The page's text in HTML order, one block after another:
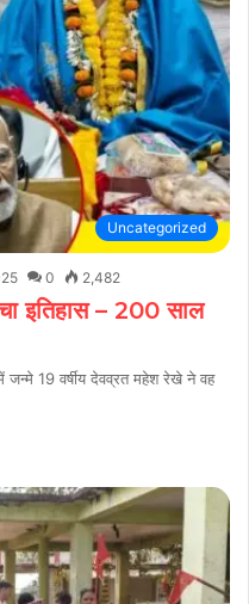
Uncategorized
0 2,482
इतिहास – 200 साल
जन्मे 19 वर्षीय देवव्रत महेश रेखे ने वह